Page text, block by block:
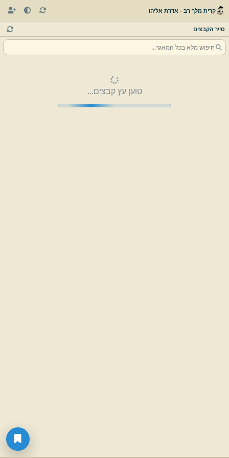
קרית מלך רב - אדרת אליהו
סייר הקבצים
טוען עץ קבצים...